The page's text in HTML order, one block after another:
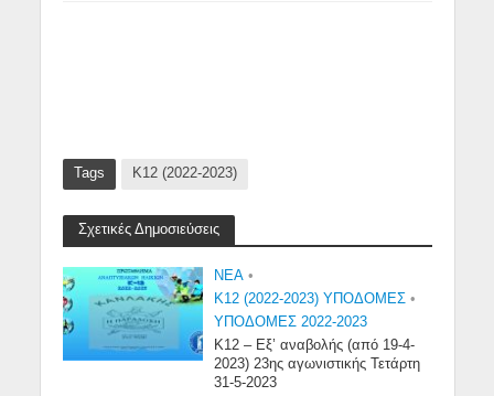
Tags Κ12 (2022-2023)
Σχετικές Δημοσιεύσεις
NEA •
Κ12 (2022-2023) ΥΠΟΔΟΜΕΣ •
ΥΠΟΔΟΜΕΣ 2022-2023
Κ12 – Εξ’ αναβολής (από 19-4-
2023) 23ης αγωνιστικής Τετάρτη
31-5-2023